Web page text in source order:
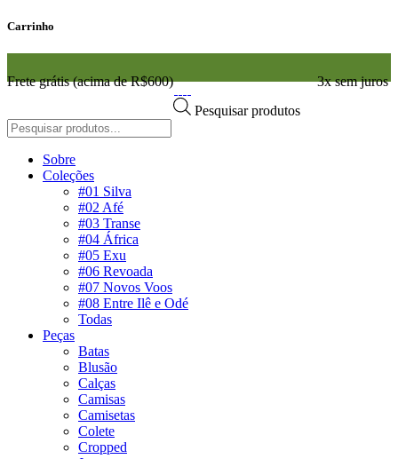
Carrinho
Frete grátis (acima de R$600)
3x sem juros
Pesquisar produtos
Sobre
Coleções
#01 Silva
#02 Afé
#03 Transe
#04 África
#05 Exu
#06 Revoada
#07 Novos Voos
#08 Entre Ilê e Odé
Todas
Peças
Batas
Blusão
Calças
Camisas
Camisetas
Colete
Cropped